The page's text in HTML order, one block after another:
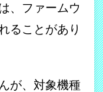
、ファームウ
ることがあり
が、対象機種